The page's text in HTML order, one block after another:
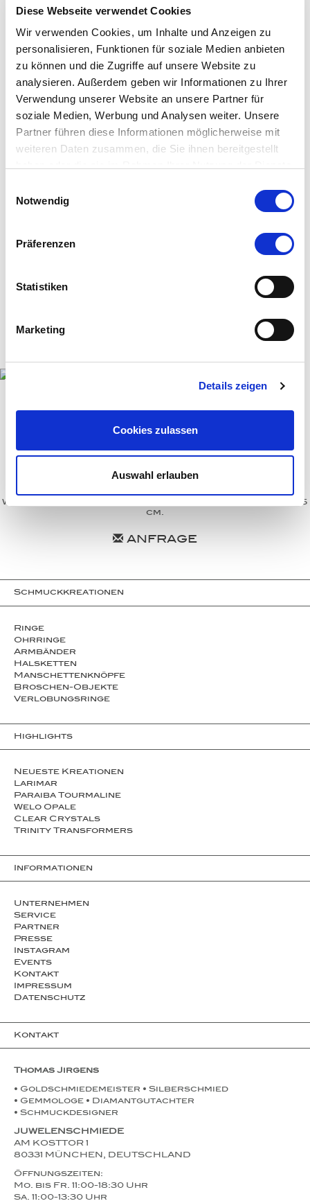
Diese Webseite verwendet Cookies
Wir verwenden Cookies, um Inhalte und Anzeigen zu
personalisieren, Funktionen für soziale Medien anbieten
zu können und die Zugriffe auf unsere Website zu
analysieren. Außerdem geben wir Informationen zu Ihrer
Verwendung unserer Website an unsere Partner für
soziale Medien, Werbung und Analysen weiter. Unsere
Partner führen diese Informationen möglicherweise mit
weiteren Daten zusammen, die Sie ihnen bereitgestellt
Notwendig
Präferenzen
Statistiken
Marketing
Details zeigen
Cookies zulassen
Auswahl erlauben
BLUE SHADES
Ohrringe mit fantasiegeschliffenen (Spiegelschliff),
meerblauen Aquamarinen "Clear Crystals", in 750/000
Weißgold gefasst. Maßanfertigung, gezeigte Länge 5,5
cm.
ANFRAGE
Schmuckkreationen
Ringe
Ohrringe
Armbänder
Halsketten
Man­schet­ten­­knöpfe
Broschen-Objekte
Ver­lo­bungs­­ringe
Highlights
Neueste Kreationen
Larimar
Paraiba Tourmaline
Welo Opale
Clear Crystals
Trinity Transformers
Informationen
Unternehmen
Service
Partner
Presse
Instagram
Events
Kontakt
Impressum
Datenschutz
Kontakt
Thomas Jirgens
• Goldschmiedemeister • Silberschmied
• Gemmologe • Diamantgutachter
• Schmuckdesigner
JUWELENSCHMIEDE
AM KOSTTOR 1
80331 MÜNCHEN, DEUTSCHLAND
Öffnungszeiten:
Mo. bis Fr. 11:00-18:30 Uhr
Sa. 11:00-13:30 Uhr